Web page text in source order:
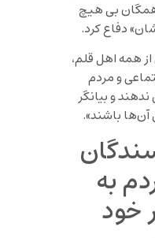
همگان بی هیچ
دفاع ‌کرد.
همه‌ اهل قلم،
و مردم
و بیانگر
باشند‌».
به
خود